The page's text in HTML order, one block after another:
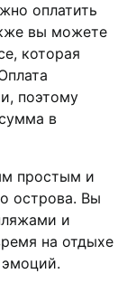
оплатить
вы можете
которая
поэтому
в
простым и
острова.​ Вы
и
на отдыхе